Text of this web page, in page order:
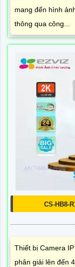
mang đến hình
thông qua công...
CS-HB8-
Thiết bị Camera
phân giải lên đến